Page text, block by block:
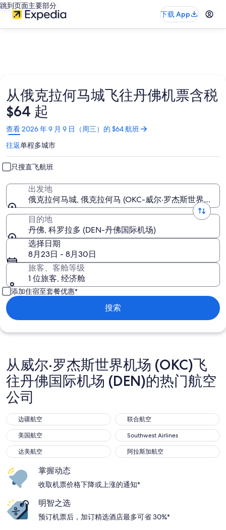
跳到页面主要部分
下载 App
从俄克拉何马城飞往丹佛机票含税
$64 起
查看 2026 年 9 月 9 日（周三）的 $64 航班
在
新
窗
口
中
打
开
往返单程多城市
只搜直飞航班
出发地
俄克拉何马城, 俄克拉何马 (OKC-威尔·罗杰斯世界机场)
目的地
丹佛, 科罗拉多 (DEN-丹佛国际机场)
选择日期
8月23日 - 8月30日
旅客、客舱等级
1 位旅客, 经济舱
添加住宿至套餐优惠*
搜索
从威尔·罗杰斯世界机场 (OKC)飞
往丹佛国际机场 (DEN)的热门航空
公司
边疆航空
边疆航空 联合航空
联合航空
美国航空
美国航空 Southwest Airlines
Southwest Airlines
达美航空
达美航空 阿拉斯加航空
阿拉斯加航空
掌握动态
收取机票价格下降或上涨的通知*
明智之选
预订机票后，加订精选酒店最多可省 30%*